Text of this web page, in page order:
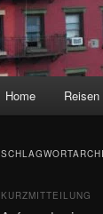
Home Reisen
KURZMITTEILUNG